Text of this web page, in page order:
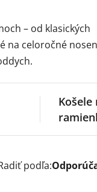
– od klasických
na celoročné
Košele
podľa: